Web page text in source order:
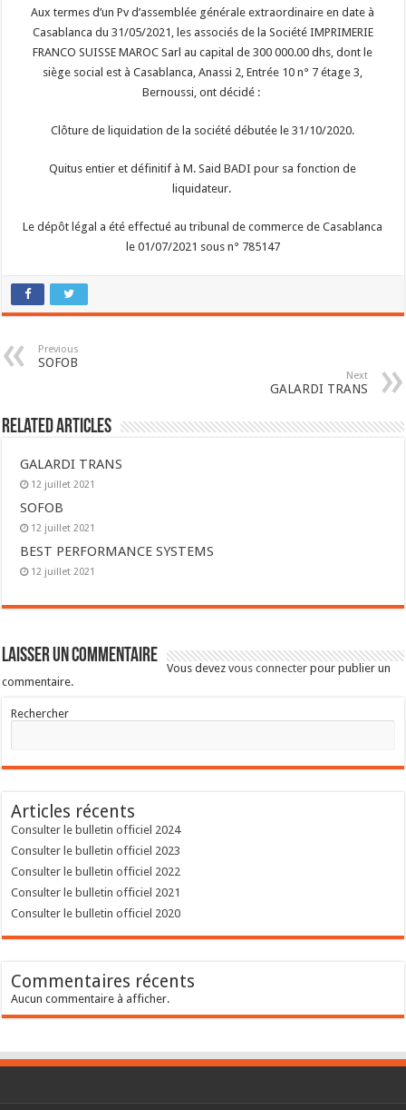
Aux termes d’un Pv d’assemblée générale extraordinaire en date à
Casablanca du 31/05/2021, les associés de la Société IMPRIMERIE
FRANCO SUISSE MAROC Sarl au capital de 300 000.00 dhs, dont le
siège social est à Casablanca, Anassi 2, Entrée 10 n° 7 étage 3,
Bernoussi, ont décidé :
Clôture de liquidation de la société débutée le 31/10/2020.
Quitus entier et définitif à M. Said BADI pour sa fonction de
liquidateur.
Le dépôt légal a été effectué au tribunal de commerce de Casablanca
le 01/07/2021 sous n° 785147
Previous
SOFOB
Next
GALARDI TRANS
Related Articles
GALARDI TRANS
12 juillet 2021
SOFOB
12 juillet 2021
BEST PERFORMANCE SYSTEMS
12 juillet 2021
Laisser un commentaire
Vous devezvous connecter pour publier un
commentaire.
Rechercher
Articles récents
Consulter le bulletin officiel 2024
Consulter le bulletin officiel 2023
Consulter le bulletin officiel 2022
Consulter le bulletin officiel 2021
Consulter le bulletin officiel 2020
Commentaires récents
Aucun commentaire à afficher.